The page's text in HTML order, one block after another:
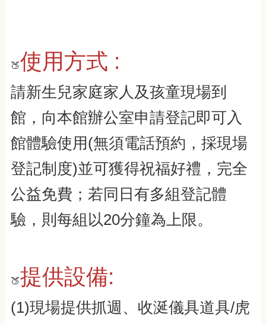
🍑使用方式 :
請新生兒家庭家人及孩童現場到
館，向本館辦公室申請登記即可入
館體驗使用(無須電話預約，採現場
登記制度)並可獲得祝福好禮，完全
公益免費；若同日有多組登記體
驗，則每組以20分鐘為上限。
🍑提供設備:
(1)現場提供抓週、收涎儀具道具/虎